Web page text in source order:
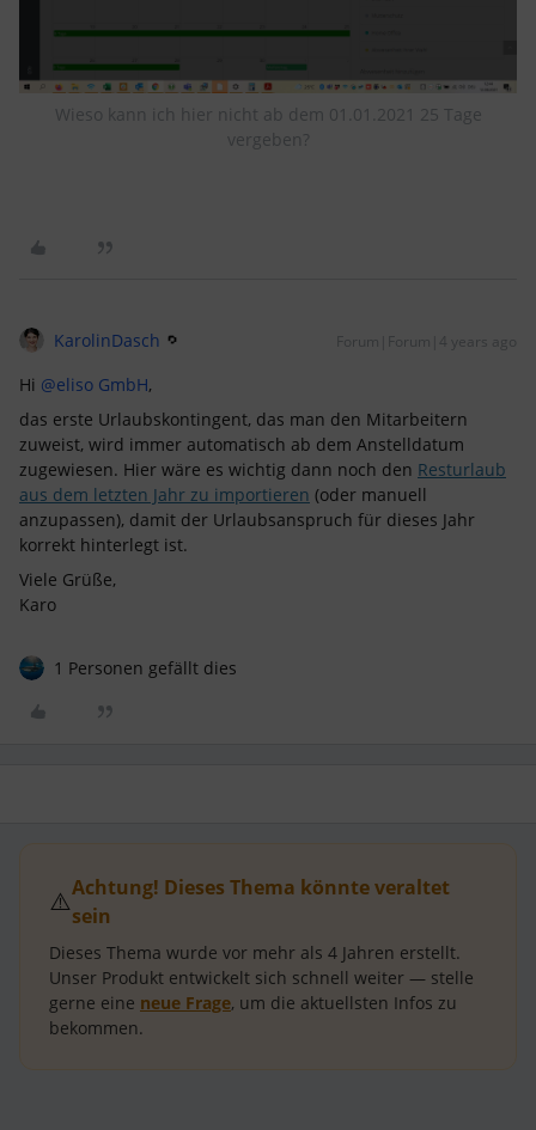
Wieso kann ich hier nicht ab dem 01.01.2021 25 Tage
vergeben?
KarolinDasch Forum|Forum|4 years ago
Hi @eliso GmbH,
das erste Urlaubskontingent, das man den Mitarbeitern
zuweist, wird immer automatisch ab dem Anstelldatum
zugewiesen. Hier wäre es wichtig dann noch den Resturlaub
aus dem letzten Jahr zu importieren (oder manuell
anzupassen), damit der Urlaubsanspruch für dieses Jahr
korrekt hinterlegt ist.
Viele Grüße,
Karo
1 Personen gefällt dies
⚠️Achtung! Dieses Thema könnte veraltet
sein
Dieses Thema wurde vor mehr als 4 Jahren erstellt.
Unser Produkt entwickelt sich schnell weiter — stelle
gerne eine neue Frage, um die aktuellsten Infos zu
bekommen.